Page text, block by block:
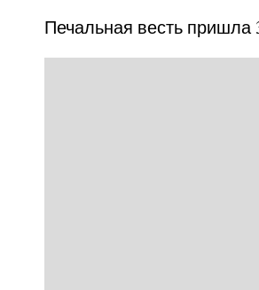
Печальная весть пришла